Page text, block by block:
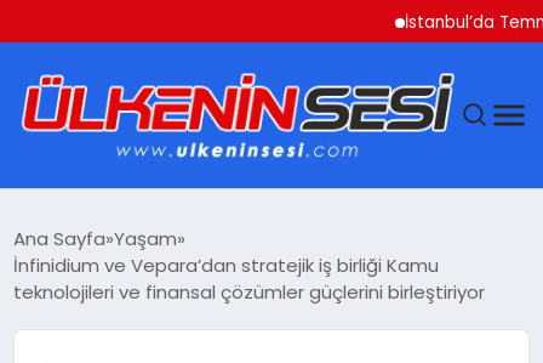
İstanbul’da Temmuz
EKONOMI
Ana Sayfa Yaşam
İnfinidium ve Vepara’dan stratejik iş birliği Kamu
teknolojileri ve finansal çözümler güçlerini birleştiriyor